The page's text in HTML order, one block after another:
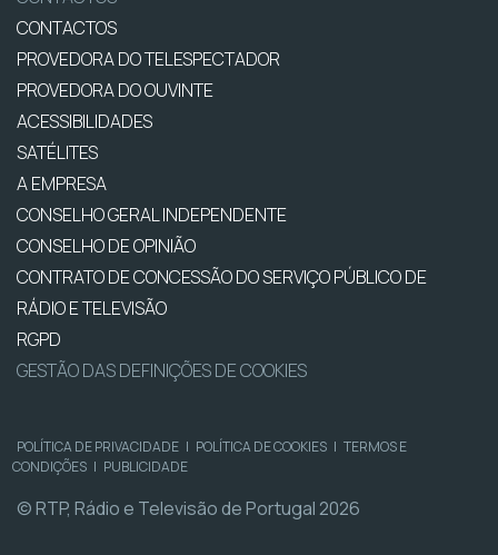
CONTACTOS
PROVEDORA DO TELESPECTADOR
PROVEDORA DO OUVINTE
ACESSIBILIDADES
SATÉLITES
A EMPRESA
CONSELHO GERAL INDEPENDENTE
CONSELHO DE OPINIÃO
CONTRATO DE CONCESSÃO DO SERVIÇO PÚBLICO DE
RÁDIO E TELEVISÃO
RGPD
GESTÃO DAS DEFINIÇÕES DE COOKIES
POLÍTICA DE PRIVACIDADE | POLÍTICA DE COOKIES | TERMOS E
CONDIÇÕES | PUBLICIDADE
© RTP, Rádio e Televisão de Portugal 2026